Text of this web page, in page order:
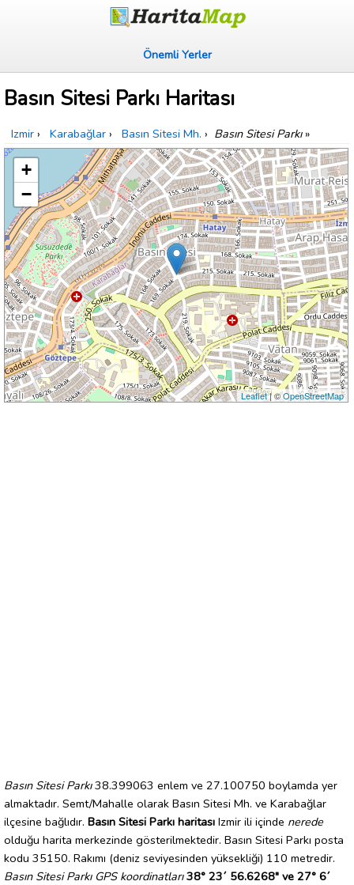
Önemli Yerler
Basın Sitesi Parkı Haritası
Izmir › Karabağlar › Basın Sitesi Mh. › Basın Sitesi Parkı»
+
−
Leaflet| ©OpenStreetMap
Basın Sitesi Parkı38.399063 enlem ve 27.100750 boylamda yer
almaktadır. Semt/Mahalle olarak Basın Sitesi Mh. ve Karabağlar
ilçesine bağlıdır. Basın Sitesi Parkı haritası Izmir ili içinde nerede
olduğu harita merkezinde gösterilmektedir. Basın Sitesi Parkı posta
kodu 35150. Rakımı (deniz seviyesinden yüksekliği) 110 metredir.
Basın Sitesi Parkı GPS koordinatları 38° 23´ 56.6268" ve 27° 6´